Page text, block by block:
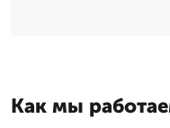
Как мы